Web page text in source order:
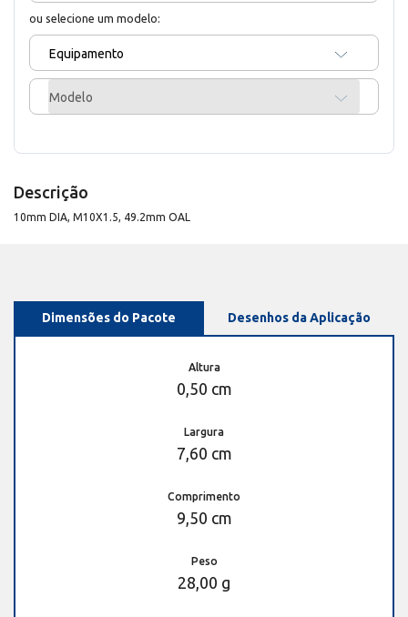
ou selecione um modelo:
Equipamento
Modelo
Descrição
10mm DIA, M10X1.5, 49.2mm OAL
Dimensões do Pacote Desenhos da Aplicação
Altura
0,50 cm
Largura
7,60 cm
Comprimento
9,50 cm
Peso
28,00 g